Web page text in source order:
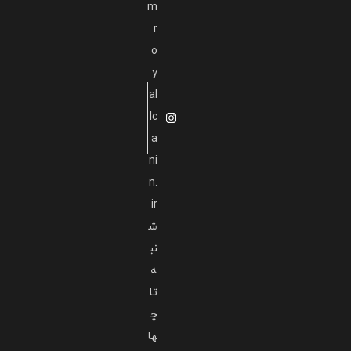
m
r
o
y
al
lc
a
ni
n.
ir
ش
نب
ه
تا
چ
ها